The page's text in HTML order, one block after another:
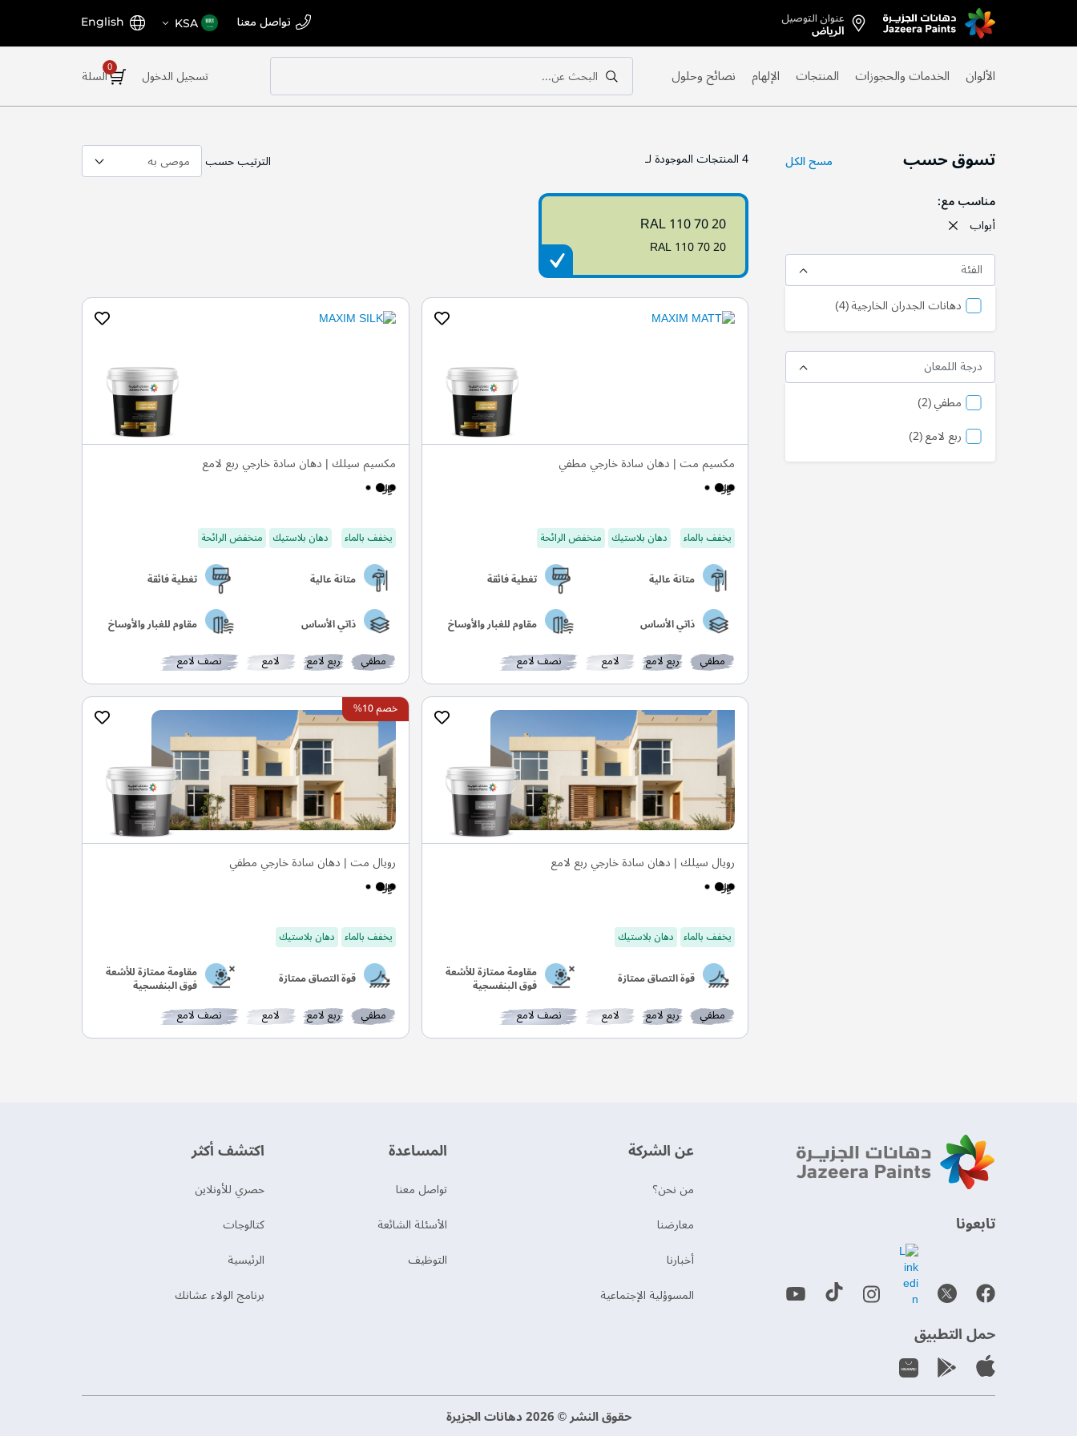
Skip
to
عنوان التوصيل
الرياض تواصل معنا اختر
المتجر
KSA اللغة English
السلة تسجيل الدخول
بحث
البحث عن...
بحث الألوان الخدمات والحجوزات المنتجات الإلهام نصائح وحلول
4المنتجات الموجودة لـ الترتيب حسب
RAL 110 70 20
RAL 110 70 20
مكسيم مت | دهان سادة خارجي مطفي
يخفف بالماء دهان بلاستيك منخفض الرائحة
متانة عالية تغطية فائقة
ذاتي الأساس مقاوم للغبار والأوساخ
مطفي ربع لامع لامع نصف لامع
مكسيم سيلك | دهان سادة خارجي ربع لامع
يخفف بالماء دهان بلاستيك منخفض الرائحة
متانة عالية تغطية فائقة
ذاتي الأساس مقاوم للغبار والأوساخ
مطفي ربع لامع لامع نصف لامع
رويال سيلك | دهان سادة خارجي ربع لامع
يخفف بالماء دهان بلاستيك
قوة التصاق ممتازة مقاومة ممتازة للأشعة
فوق البنفسجية
مطفي ربع لامع لامع نصف لامع
خصم 10%
رويال مت | دهان سادة خارجي مطفي
يخفف بالماء دهان بلاستيك
قوة التصاق ممتازة مقاومة ممتازة للأشعة
فوق البنفسجية
مطفي ربع لامع لامع نصف لامع
تسوق حسب
مناسب مع
أبواب
مسح الكل
الفئة
دهانات الجدران الخارجية 4منتج
درجة اللمعان
مطفي 2منتج
ربع لامع 2منتج
‫تابعونا‬
حمل التطبيق
عن الشركة
من نحن؟
‫معارضنا‬
‫أخبارنا‬
المسوؤلية الإجتماعية
‫المساعدة‬
تواصل معنا
الأسئلة الشائعة
التوظيف
اكتشف أكثر
حصري للأونلاين
‫كتالوجات‬
الرئيسية
برنامج الولاء عشانك
حقوق النشر © 2026 دهانات الجزيرة